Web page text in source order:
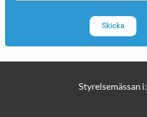
Skicka
Styrelsemässan i: